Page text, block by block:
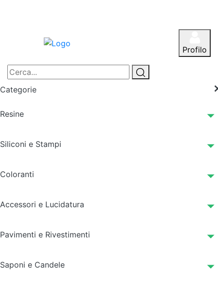
Profilo
Categorie
Resine
Siliconi e Stampi
Coloranti
Accessori e Lucidatura
Pavimenti e Rivestimenti
Saponi e Candele